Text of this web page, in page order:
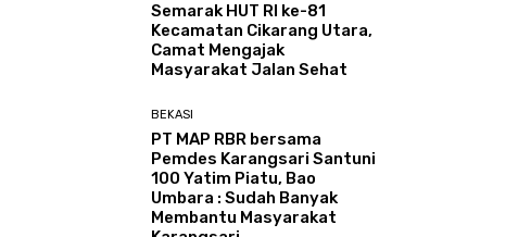
Semarak HUT RI ke-81
Kecamatan Cikarang Utara,
Camat Mengajak
Masyarakat Jalan Sehat
BEKASI
PT MAP RBR bersama
Pemdes Karangsari Santuni
100 Yatim Piatu, Bao
Umbara : Sudah Banyak
Membantu Masyarakat